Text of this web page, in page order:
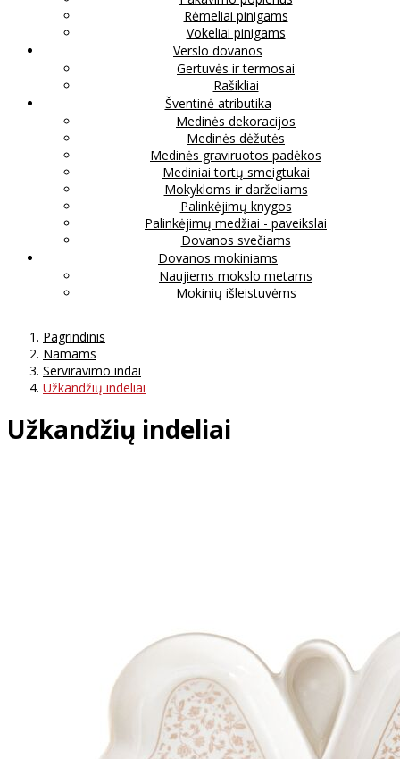
Rėmeliai pinigams
Vokeliai pinigams
Verslo dovanos
Gertuvės ir termosai
Rašikliai
Šventinė atributika
Medinės dekoracijos
Medinės dėžutės
Medinės graviruotos padėkos
Mediniai tortų smeigtukai
Mokykloms ir darželiams
Palinkėjimų knygos
Palinkėjimų medžiai - paveikslai
Dovanos svečiams
Dovanos mokiniams
Naujiems mokslo metams
Mokinių išleistuvėms
Pagrindinis
Namams
Serviravimo indai
Užkandžių indeliai
Užkandžių indeliai